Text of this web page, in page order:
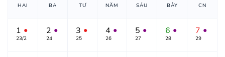
HAI BA TƯ NĂM SÁU BẢY CN
1 ●
23/2
2 ●
24
3 ●
25
4 ●
26
5 ●
27
6 ●
28
7 ●
29